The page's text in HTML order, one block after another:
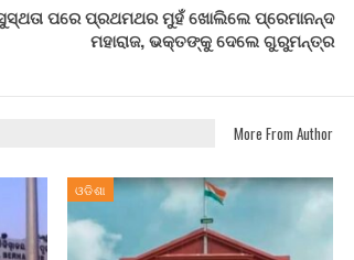
ପରେ ପ୍ରଥମଥର ମୁହଁ ଖୋଲିଲେ ପ୍ରେମାନନ୍ଦ
ମହାରାଜ, ଭକ୍ତଙ୍କୁ ଦେଲେ ଗୁରୁମନ୍ତ୍ର
More From Author
ଓଡିଶା